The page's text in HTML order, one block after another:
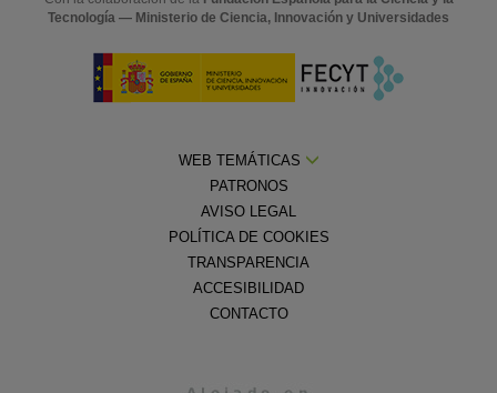
Tecnología — Ministerio de Ciencia, Innovación y Universidades
WEB TEMÁTICAS
PATRONOS
AVISO LEGAL
POLÍTICA DE COOKIES
TRANSPARENCIA
ACCESIBILIDAD
CONTACTO